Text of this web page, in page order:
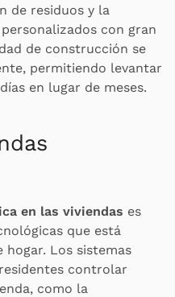
de residuos y la
con gran
de construcción se
permitiendo levantar
en lugar de meses.
en las viviendas es
que está
Los sistemas
controlar
como la